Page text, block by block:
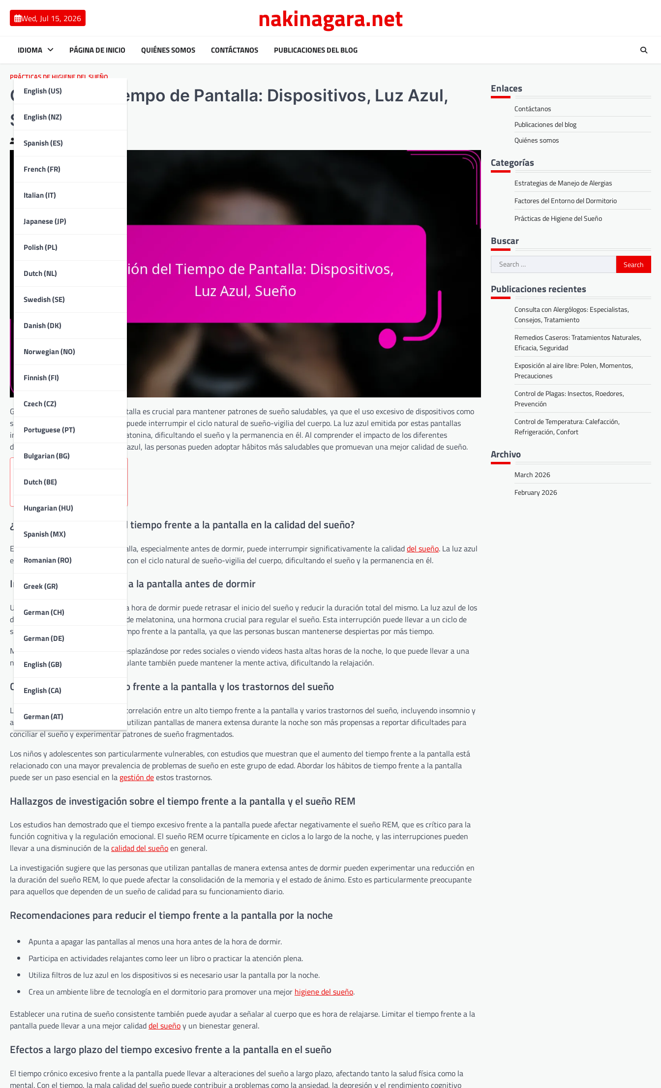
content
Wed, Jul 15, 2026 nakinagara.net
IDIOMA
English (US)
English (NZ)
Spanish (ES)
French (FR)
Italian (IT)
Japanese (JP)
Polish (PL)
Dutch (NL)
Swedish (SE)
Danish (DK)
Norwegian (NO)
Finnish (FI)
Czech (CZ)
Portuguese (PT)
Bulgarian (BG)
Dutch (BE)
Hungarian (HU)
Spanish (MX)
Romanian (RO)
Greek (GR)
German (CH)
German (DE)
English (GB)
English (CA)
German (AT)
PÁGINA DE INICIO QUIÉNES SOMOS CONTÁCTANOS PUBLICACIONES DEL BLOG
PRÁCTICAS DE HIGIENE DEL SUEÑO
Gestión del Tiempo de Pantalla: Dispositivos, Luz Azul,
Sueño
Clara Bennett
Gestionar el tiempo frente a la pantalla es crucial para mantener patrones de sueño saludables, ya que el uso excesivo de dispositivos como
smartphones, tabletas y portátiles puede interrumpir el ciclo natural de sueño-vigilia del cuerpo. La luz azul emitida por estas pantallas
interfiere con la producción de melatonina, dificultando el sueño y la permanencia en él. Al comprender el impacto de los diferentes
dispositivos y sus emisiones de luz azul, las personas pueden adoptar hábitos más saludables que promuevan una mejor calidad de sueño.
¿Cuáles son los efectos del tiempo frente a la pantalla en la calidad del sueño?
El tiempo excesivo frente a la pantalla, especialmente antes de dormir, puede interrumpir significativamente la calidaddel sueño. La luz azul
emitida por las pantallas interfiere con el ciclo natural de sueño-vigilia del cuerpo, dificultando el sueño y la permanencia en él.
Impacto del tiempo frente a la pantalla antes de dormir
Usar pantallas en la hora previa a la hora de dormir puede retrasar el inicio del sueño y reducir la duración total del mismo. La luz azul de los
dispositivos suprime la producción de melatonina, una hormona crucial para regular el sueño. Esta interrupción puede llevar a un ciclo de
sueño deficiente y aumento del tiempo frente a la pantalla, ya que las personas buscan mantenerse despiertas por más tiempo.
Muchas personas se encuentran desplazándose por redes sociales o viendo videos hasta altas horas de la noche, lo que puede llevar a una
noche inquieta. El contenido estimulante también puede mantener la mente activa, dificultando la relajación.
Correlación entre el tiempo frente a la pantalla y los trastornos del sueño
La investigación indica una fuerte correlación entre un alto tiempo frente a la pantalla y varios trastornos del sueño, incluyendo insomnio y
apnea del sueño. Las personas que utilizan pantallas de manera extensa durante la noche son más propensas a reportar dificultades para
conciliar el sueño y experimentar patrones de sueño fragmentados.
Los niños y adolescentes son particularmente vulnerables, con estudios que muestran que el aumento del tiempo frente a la pantalla está
relacionado con una mayor prevalencia de problemas de sueño en este grupo de edad. Abordar los hábitos de tiempo frente a la pantalla
puede ser un paso esencial en la gestión deestos trastornos.
Hallazgos de investigación sobre el tiempo frente a la pantalla y el sueño REM
Los estudios han demostrado que el tiempo excesivo frente a la pantalla puede afectar negativamente el sueño REM, que es crítico para la
función cognitiva y la regulación emocional. El sueño REM ocurre típicamente en ciclos a lo largo de la noche, y las interrupciones pueden
llevar a una disminución de lacalidad del sueñoen general.
La investigación sugiere que las personas que utilizan pantallas de manera extensa antes de dormir pueden experimentar una reducción en
la duración del sueño REM, lo que puede afectar la consolidación de la memoria y el estado de ánimo. Esto es particularmente preocupante
para aquellos que dependen de un sueño de calidad para su funcionamiento diario.
Recomendaciones para reducir el tiempo frente a la pantalla por la noche
Apunta a apagar las pantallas al menos una hora antes de la hora de dormir.
Participa en actividades relajantes como leer un libro o practicar la atención plena.
Utiliza filtros de luz azul en los dispositivos si es necesario usar la pantalla por la noche.
Crea un ambiente libre de tecnología en el dormitorio para promover una mejor higiene del sueño.
Establecer una rutina de sueño consistente también puede ayudar a señalar al cuerpo que es hora de relajarse. Limitar el tiempo frente a la
pantalla puede llevar a una mejor calidaddel sueñoy un bienestar general.
Efectos a largo plazo del tiempo excesivo frente a la pantalla en el sueño
El tiempo crónico excesivo frente a la pantalla puede llevar a alteraciones del sueño a largo plazo, afectando tanto la salud física como la
mental. Con el tiempo, la mala calidad del sueño puede contribuir a problemas como la ansiedad, la depresión y el rendimiento cognitivo
Enlaces
Contáctanos
Publicaciones del blog
Quiénes somos
Categorías
Estrategias de Manejo de Alergias
Factores del Entorno del Dormitorio
Prácticas de Higiene del Sueño
Buscar
Search
for:
Publicaciones recientes
Consulta con Alergólogos: Especialistas,
Consejos, Tratamiento
Remedios Caseros: Tratamientos Naturales,
Eficacia, Seguridad
Exposición al aire libre: Polen, Momentos,
Precauciones
Control de Plagas: Insectos, Roedores,
Prevención
Control de Temperatura: Calefacción,
Refrigeración, Confort
Archivo
March 2026
February 2026